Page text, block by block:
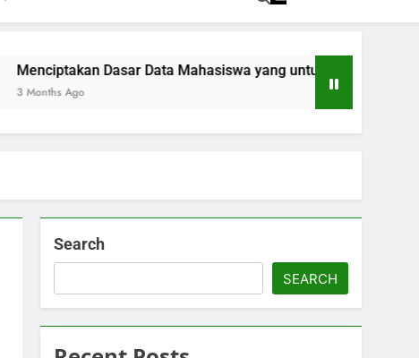
Dasar Data Mahasiswa yang untuk Kemajuan Akademik
Ago
Search
SEARCH